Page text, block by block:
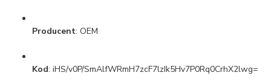
Producent: OEM
Kod: iHS/v0P/SmAlfWRmH7zcF7lzIk5Hv7P0Rq0CrhX2lwg=